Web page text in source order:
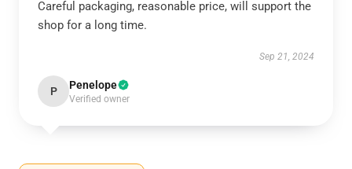
Careful packaging, reasonable price, will support the
shop for a long time.
Sep 21, 2024
P Penelope
Verified owner